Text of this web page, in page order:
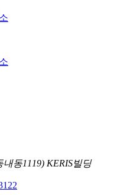
동1119) KERIS빌딩